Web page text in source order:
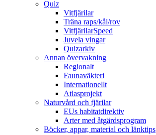
Quiz
Vitfjärilar
Träna raps/kål/rov
VitfjärilarSpeed
Juvela vingar
Quizarkiv
Annan övervakning
Regionalt
Faunaväkteri
Internationellt
Atlasprojekt
Naturvård och fjärilar
EUs habitatdirektiv
Arter med åtgärdsprogram
Böcker, appar, material och länktips